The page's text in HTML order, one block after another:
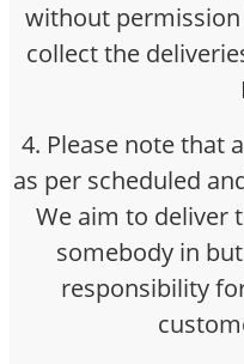
without
collect the
4. Please note that
as per scheduled
We aim to deliver
somebody in
responsibility